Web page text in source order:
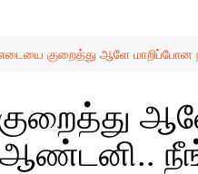
குறைத்து ஆளே மாறிப்போன
ஆண்டனி..